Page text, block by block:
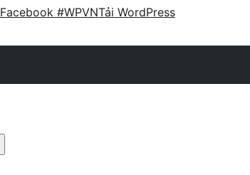
Facebook #WPVNTải WordPress